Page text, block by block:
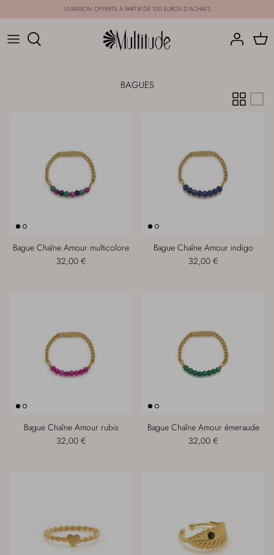
au
LIVRAISON OFFERTE À PARTIR DE 100 EUROS D'ACHATS
CATÉGORIES
BAGUES
Bague Chaîne Amour multicolore
32,00 €
Bague Chaîne Amour indigo
32,00 €
Bague Chaîne Amour rubis
32,00 €
Bague Chaîne Amour émeraude
32,00 €